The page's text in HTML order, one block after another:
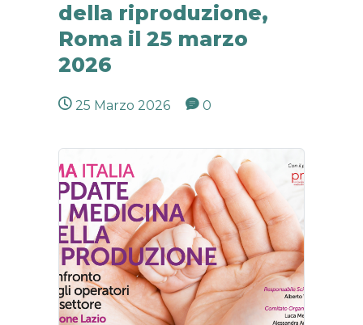
della riproduzione,
Roma il 25 marzo
2026
25 Marzo 2026 0